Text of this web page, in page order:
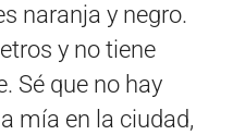
naranja y negro.
y no tiene
Sé que no hay
mía en la ciudad,